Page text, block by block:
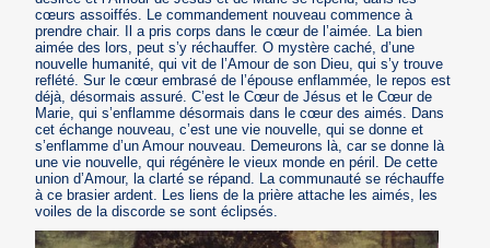
cœurs assoiffés. Le commandement nouveau commence à
prendre chair. Il a pris corps dans le cœur de l’aimée. La bien
aimée des lors, peut s’y réchauffer. O mystère caché, d’une
nouvelle humanité, qui vit de l’Amour de son Dieu, qui s’y trouve
reflété. Sur le cœur embrasé de l’épouse enflammée, le repos est
déjà, désormais assuré. C’est le Cœur de Jésus et le Cœur de
Marie, qui s’enflamme désormais dans le cœur des aimés. Dans
cet échange nouveau, c’est une vie nouvelle, qui se donne et
s’enflamme d’un Amour nouveau. Demeurons là, car se donne là
une vie nouvelle, qui régénère le vieux monde en péril. De cette
union d’Amour, la clarté se répand. La communauté se réchauffe
à ce brasier ardent. Les liens de la prière attache les aimés, les
voiles de la discorde se sont éclipsés.